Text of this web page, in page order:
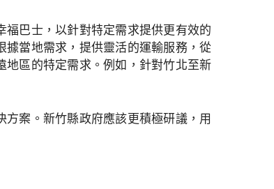
巴士，以針對特定需求提供更有效的
當地需求，提供靈活的運輸服務，從
地區的特定需求。例如，針對竹北至新
案。新竹縣政府應該更積極研議，用